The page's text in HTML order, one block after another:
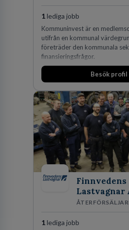
1lediga jobb
Kommuninvest är en
utifrån en kommunal
företräder den kommunala
finansieringsfrågor.
Besök profil
Finnvedens
Lastvagnar
1 lediga jobb